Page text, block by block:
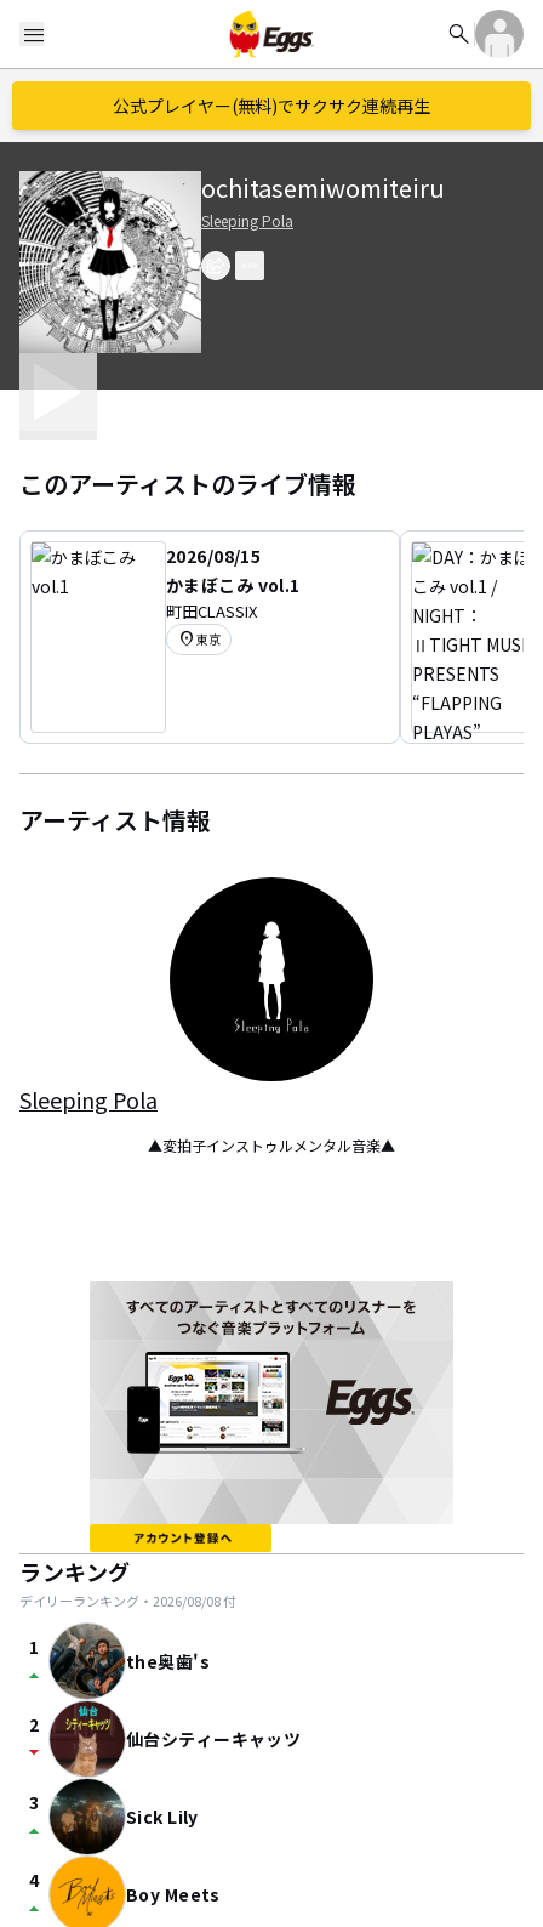
menu search
公式プレイヤー(無料)でサクサク連続再生
ochitasemiwomiteiru
Sleeping Pola
このアーティストのライブ情報
2026/08/15
かまぼこみ vol.1
町田CLASSIX
location_on 東京
アーティスト情報
Sleeping Pola
▲変拍子インストゥルメンタル音楽▲
ランキング
デイリーランキング・ 2026/08/08付
1
arrow_drop_up the奥歯's
2
arrow_drop_down 仙台シティーキャッツ
3
arrow_drop_up Sick Lily
4
arrow_drop_up Boy Meets